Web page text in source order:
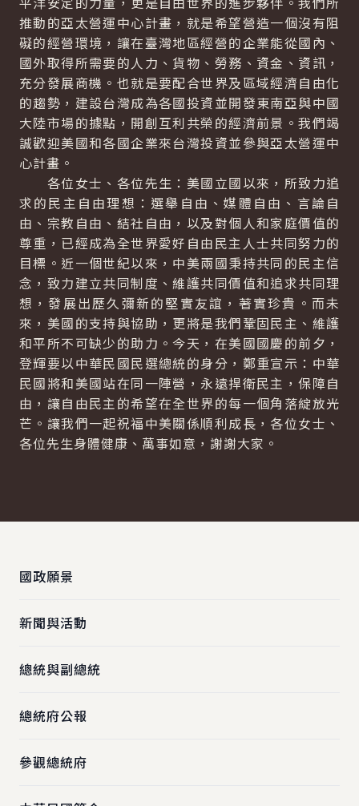
推動的亞太營運中心計畫，就是希望營造一個沒有阻
礙的經營環境，讓在臺灣地區經營的企業能從國內、
國外取得所需要的人力、貨物、勞務、資金、資訊，
充分發展商機。也就是要配合世界及區域經濟自由化
的趨勢，建設台灣成為各國投資並開發東南亞與中國
大陸市場的據點，開創互利共榮的經濟前景。我們竭
誠歡迎美國和各國企業來台灣投資並參與亞太營運中
心計畫。
各位女士、各位先生：美國立國以來，所致力追
求的民主自由理想：選舉自由、媒體自由、言論自
由、宗教自由、結社自由，以及對個人和家庭價值的
尊重，已經成為全世界愛好自由民主人士共同努力的
目標。近一個世紀以來，中美兩國秉持共同的民主信
念，致力建立共同制度、維護共同價值和追求共同理
想，發展出歷久彌新的堅實友誼，著實珍貴。而未
來，美國的支持與協助，更將是我們鞏固民主、維護
和平所不可缺少的助力。今天，在美國國慶的前夕，
登輝要以中華民國民選總統的身分，鄭重宣示：中華
民國將和美國站在同一陣營，永遠捍衛民主，保障自
由，讓自由民主的希望在全世界的每一個角落綻放光
芒。讓我們一起祝福中美關係順利成長，各位女士、
各位先生身體健康、萬事如意，謝謝大家。
國政願景
新聞與活動
總統與副總統
總統府公報
參觀總統府